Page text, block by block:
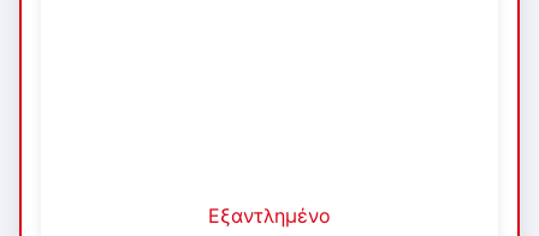
Εξαντλημένο